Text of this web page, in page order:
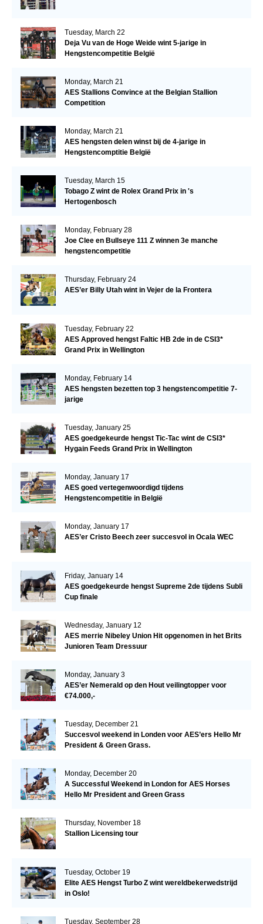
Tuesday, March 22
Deja Vu van de Hoge Weide wint 5-jarige in
Hengstencompetitie België
Monday, March 21
AES Stallions Convince at the Belgian Stallion
Competition
Monday, March 21
AES hengsten delen winst bij de 4-jarige in
Hengstencomptitie België
Tuesday, March 15
Tobago Z wint de Rolex Grand Prix in 's
Hertogenbosch
Monday, February 28
Joe Clee en Bullseye 111 Z winnen 3e manche
hengstencompetitie
Thursday, February 24
AES’er Billy Utah wint in Vejer de la Frontera
Tuesday, February 22
AES Approved hengst Faltic HB 2de in de CSI3*
Grand Prix in Wellington
Monday, February 14
AES hengsten bezetten top 3 hengstencompetitie 7-
jarige
Tuesday, January 25
AES goedgekeurde hengst Tic-Tac wint de CSI3*
Hygain Feeds Grand Prix in Wellington
Monday, January 17
AES goed vertegenwoordigd tijdens
Hengstencompetitie in België
Monday, January 17
AES’er Cristo Beech zeer succesvol in Ocala WEC
Friday, January 14
AES goedgekeurde hengst Supreme 2de tijdens Subli
Cup finale
Wednesday, January 12
AES merrie Nibeley Union Hit opgenomen in het Brits
Junioren Team Dressuur
Monday, January 3
AES’er Nemerald op den Hout veilingtopper voor
€74.000,-
Tuesday, December 21
Succesvol weekend in Londen voor AES’ers Hello Mr
President & Green Grass.
Monday, December 20
A Successful Weekend in London for AES Horses
Hello Mr President and Green Grass
Thursday, November 18
Stallion Licensing tour
Tuesday, October 19
Elite AES Hengst Turbo Z wint wereldbekerwedstrijd
in Oslo!
Tuesday, September 28